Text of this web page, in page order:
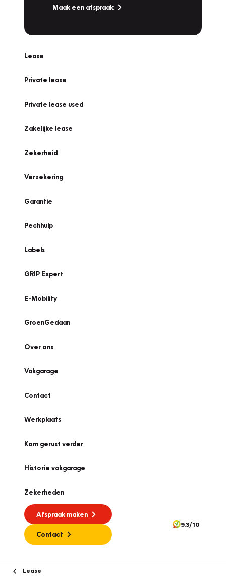
Maak een afspraak
Lease
Private lease
Private lease used
Zakelijke lease
Zekerheid
Verzekering
Garantie
Pechhulp
Labels
GRIP Expert
E-Mobility
GroenGedaan
Over ons
Vakgarage
Contact
Werkplaats
Kom gerust verder
Historie vakgarage
Zekerheden
Afspraak maken
Contact
9.3/10
Lease